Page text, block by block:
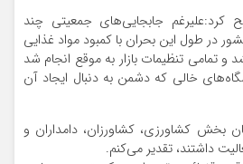
کرد:علیرغم جابجایی‌های جمعیتی چند
در طول این بحران با کمبود مواد غذایی
و تمامی تنظیمات بازار به موقع انجام شد
خالی که دشمن به دنبال ایجاد آن
بخش کشاورزی، کشاورزان، دامداران و
داشتند، تقدیر می‌کنم.